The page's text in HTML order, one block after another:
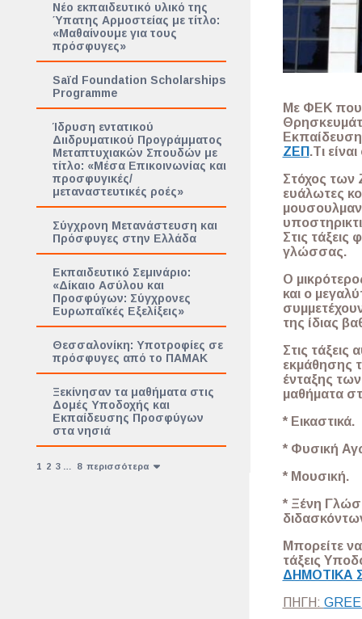
Νέο εκπαιδευτικό υλικό της
Ύπατης Αρμοστείας με τίτλο:
«Μαθαίνουμε για τους
πρόσφυγες»
Saïd Foundation Scholarships
Programme
Ίδρυση εντατικού
Διιδρυματικού Προγράμματος
Μεταπτυχιακών Σπουδών με
τίτλο: «Μέσα Επικοινωνίας και
προσφυγικές/
μεταναστευτικές ροές»
Σύγχρονη Μετανάστευση και
Πρόσφυγες στην Ελλάδα
Εκπαιδευτικό Σεμινάριο:
«Δίκαιο Ασύλου και
Προσφύγων: Σύγχρονες
Ευρωπαϊκές Εξελίξεις»
Θεσσαλονίκη: Υποτροφίες σε
πρόσφυγες από το ΠΑΜΑΚ
Ξεκίνησαν τα μαθήματα στις
Δομές Υποδοχής και
Εκπαίδευσης Προσφύγων
στα νησιά
1 2 3 8 περισσότερα
Με ΦΕΚ που
ΖΕΠ .Τι
Στόχος των
ευάλωτες
Στις τάξεις
γλώσσας.
Ο
και ο
της ίδιας
Στις
εκμάθησης
ένταξης
μαθήματα
* Εικαστικά.
* Φυσική
* Μουσική.
* Ξένη
Μπορείτε
τάξεις
ΔΗΜΟΤΙΚΑ
ΠΗΓΗ: